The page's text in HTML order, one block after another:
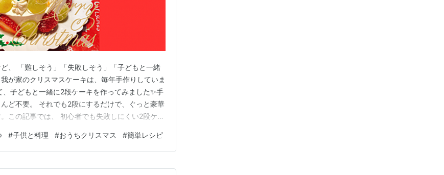
、 「難しそう」「失敗しそう」「子どもと一緒
が家のクリスマスケーキは、毎年手作りしていま
子どもと一緒に2段ケーキを作ってみました✨️手
ど不要。 それでも2段にするだけで、ぐっと豪華
この記事では、 初心者でも失敗しにくい2段ケー
どもと一緒にクリスマスケーキを作りたい」 そ
＼ケーキ作り…
#子供と料理 #おうちクリスマス #簡単レシピ